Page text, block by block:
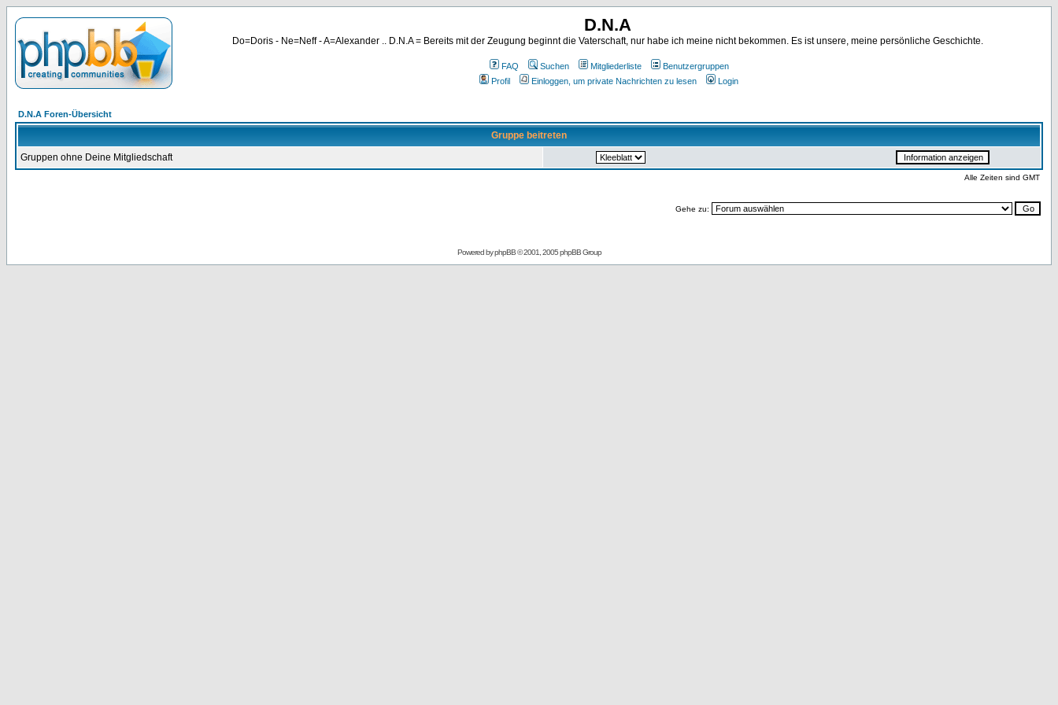
D.N.A
Do=Doris - Ne=Neff - A=Alexander .. D.N.A = Bereits mit der Zeugung beginnt die Vaterschaft, nur habe ich meine nicht bekommen. Es ist unsere, meine persönliche Geschichte.
FAQ Suchen Mitgliederliste
Benutzergruppen
Profil
Einloggen, um private Nachrichten zu lesen Login
D.N.A Foren-Übersicht
Gruppe beitreten
Gruppen ohne Deine Mitgliedschaft
Alle Zeiten sind GMT
Gehe zu:
Powered byphpBB© 2001, 2005 phpBB Group